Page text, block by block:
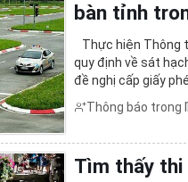
bàn tỉnh
Thực hiện Thông
quy định về sát
đề nghị cấp giấy
các Trung tâm đào
Thông báo trong
Tìm thấy thi